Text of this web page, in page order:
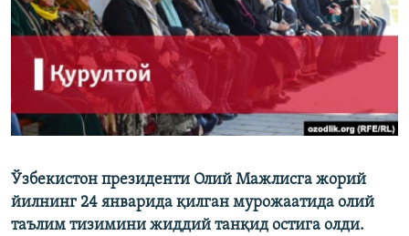
Ўзбекистон президенти Олий Мажлисга жорий
йилнинг 24 январида қилган мурожаатида олий
таълим тизимини жиддий танқид остига олди.